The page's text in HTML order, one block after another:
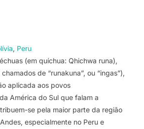
Peru
(em quíchua: Qhichwa runa),
de “runakuna”, ou “ingas”),
aplicada aos povos
América do Sul que falam a
se pela maior parte da região
especialmente no Peru e